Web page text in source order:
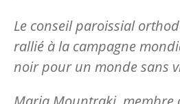
Le conseil paroissial
rallié à la campagne
noir pour un monde sans